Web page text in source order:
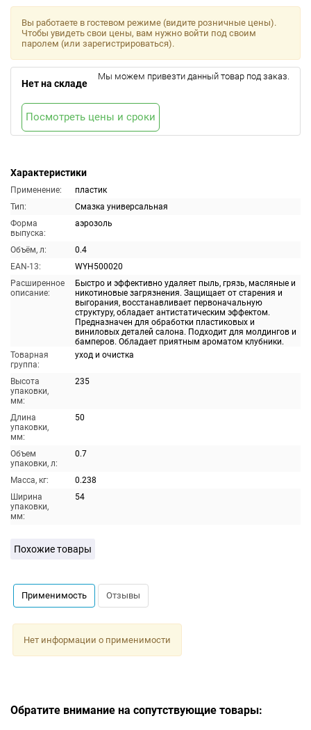
Характеристики
Применение:
пластик
Тип:
Смазка универсальная
Форма
выпуска:
аэрозоль
Объём, л:
0.4
EAN-13:
WYH500020
Расширенное
описание:
Быстро и эффективно удаляет пыль, грязь, масляные и
никотиновые загрязнения. Защищает от старения и
выгорания, восстанавливает первоначальную
структуру, обладает антистатическим эффектом.
Предназначен для обработки пластиковых и
виниловых деталей салона. Подходит для молдингов и
бамперов. Обладает приятным ароматом клубники.
Товарная
группа:
уход и очистка
Высота
упаковки,
мм:
235
Длина
упаковки,
мм:
50
Объем
упаковки, л:
0.7
Масса, кг:
0.238
Ширина
упаковки,
мм:
54
Вы работаете в гостевом режиме (видите розничные цены).
Чтобы увидеть свои цены, вам нужно войти под своим
паролем (или зарегистрироваться).
Нет на складе
Мы можем привезти данный товар под заказ.
Посмотреть цены и сроки
Похожие товары
Применимость Отзывы
Нет информации о применимости
Обратите внимание на сопутствующие товары: